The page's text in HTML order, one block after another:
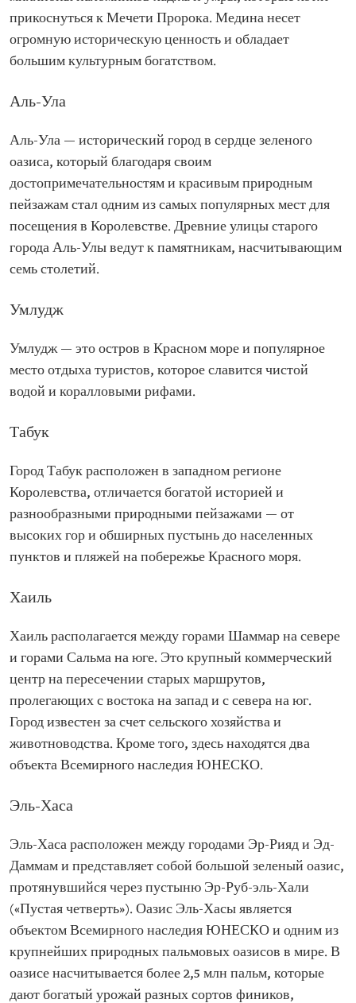
прикоснуться к Мечети Пророка. Медина несет
огромную историческую ценность и обладает
большим культурным богатством.
Аль-Ула
Аль-Ула — исторический город в сердце зеленого
оазиса, который благодаря своим
достопримечательностям и красивым природным
пейзажам стал одним из самых популярных мест для
посещения в Королевстве. Древние улицы старого
города Аль-Улы ведут к памятникам, насчитывающим
семь столетий.
Умлудж
Умлудж — это остров в Красном море и популярное
место отдыха туристов, которое славится чистой
водой и коралловыми рифами.
Табук
Город Табук расположен в западном регионе
Королевства, отличается богатой историей и
разнообразными природными пейзажами — от
высоких гор и обширных пустынь до населенных
пунктов и пляжей на побережье Красного моря.
Хаиль
Хаиль располагается между горами Шаммар на севере
и горами Сальма на юге. Это крупный коммерческий
центр на пересечении старых маршрутов,
пролегающих с востока на запад и с севера на юг.
Город известен за счет сельского хозяйства и
животноводства. Кроме того, здесь находятся два
объекта Всемирного наследия ЮНЕСКО.
Эль-Хаса
Эль-Хаса расположен между городами Эр-Рияд и Эд-
Даммам и представляет собой большой зеленый оазис,
протянувшийся через пустыню Эр-Руб-эль-Хали
(«Пустая четверть»). Оазис Эль-Хасы является
объектом Всемирного наследия ЮНЕСКО и одним из
крупнейших природных пальмовых оазисов в мире. В
оазисе насчитывается более 2,5 млн пальм, которые
дают богатый урожай разных сортов фиников,